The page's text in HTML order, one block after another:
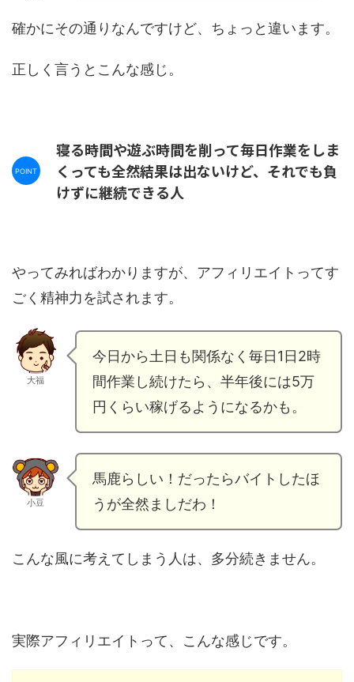
確かにその通りなんですけど、ちょっと違います。
正しく言うとこんな感じ。
寝る時間や遊ぶ時間を削って毎日作業をしま
くっても全然結果は出ないけど、それでも負
けずに継続できる人
やってみればわかりますが、アフィリエイトってす
ごく精神力を試されます。
大福
今日から土日も関係なく毎日1日2時
間作業し続けたら、半年後には5万
円くらい稼げるようになるかも。
小豆
馬鹿らしい！だったらバイトしたほ
うが全然ましだわ！
こんな風に考えてしまう人は、多分続きません。
実際アフィリエイトって、こんな感じです。